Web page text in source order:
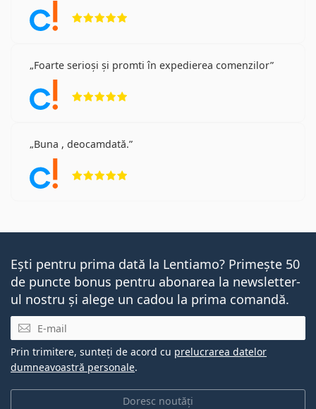
Foarte serioși și promti în expedierea comenzilor
Buna , deocamdată.
Ești pentru prima dată la Lentiamo? Primește 50
de puncte bonus pentru abonarea la newsletter-
ul nostru și alege un cadou la prima comandă.
E-mail
Doresc noutăți
Prin trimitere, sunteți de acord cu prelucrarea datelor
dumneavoastră personale.